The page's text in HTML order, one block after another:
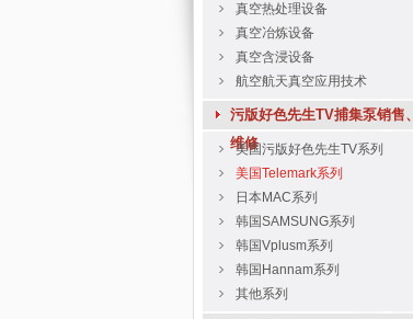
真空热处理设备
真空冶炼设备
真空含浸设备
航空航天真空应用技术
污版好色先生TV捕集泵销售、
维修
美国污版好色先生TV系列
美国Telemark系列
日本MAC系列
韩国SAMSUNG系列
韩国Vplusm系列
韩国Hannam系列
其他系列